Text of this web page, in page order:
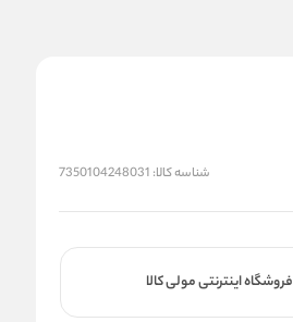
شناسه کالا: 7350104248031
فروشگاه اینترنتی مولی کالا